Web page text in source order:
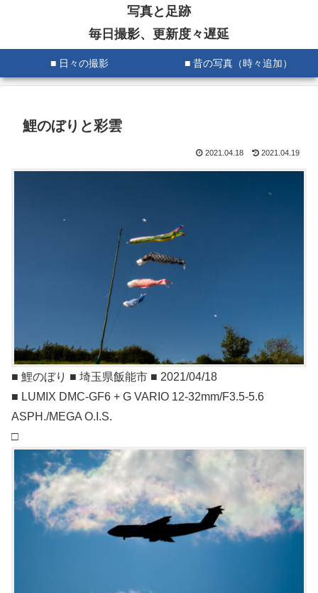
写真と足跡
毎日撮影、更新度々遅延
■ 日々の撮影 ■ 昔の写真（時々追加）
鯉のぼりと彩雲
2021.04.18 2021.04.19
■ 鯉のぼり ■ 埼玉県飯能市 ■ 2021/04/18
■ LUMIX DMC-GF6 + G VARIO 12-32mm/F3.5-5.6
ASPH./MEGA O.I.S.
□